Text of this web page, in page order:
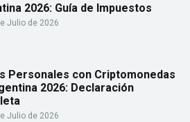
2026: Guía de Impuestos
Julio de 2026
Personales con Criptomonedas
2026: Declaración
Julio de 2026